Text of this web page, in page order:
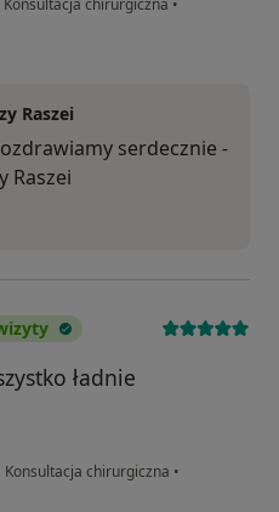
Konsultacja chirurgiczna •
Raszei
serdecznie -
Raszei
ładnie
Konsultacja chirurgiczna •